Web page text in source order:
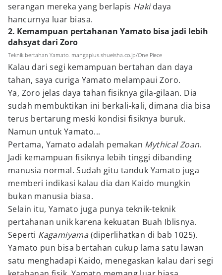
serangan mereka yang berlapis Hakidaya
hancurnya luar biasa.
2. Kemampuan pertahanan Yamato bisa jadi lebih
dahsyat dari Zoro
Teknik bertahan Yamato. mangaplus.shueisha.co.jp/One Piece
Kalau dari segi kemampuan bertahan dan daya
tahan, saya curiga Yamato melampaui Zoro.
Ya, Zoro jelas daya tahan fisiknya gila-gilaan. Dia
sudah membuktikan ini berkali-kali, dimana dia bisa
terus bertarung meski kondisi fisiknya buruk.
Namun untuk Yamato...
Pertama, Yamato adalah pemakan Mythical Zoan.
Jadi kemampuan fisiknya lebih tinggi dibanding
manusia normal. Sudah gitu tanduk Yamato juga
memberi indikasi kalau dia dan Kaido mungkin
bukan manusia biasa.
Selain itu, Yamato juga punya teknik-teknik
pertahanan unik karena kekuatan Buah Iblisnya.
Seperti Kagamiyama(diperlihatkan di bab 1025).
Yamato pun bisa bertahan cukup lama satu lawan
satu menghadapi Kaido, menegaskan kalau dari segi